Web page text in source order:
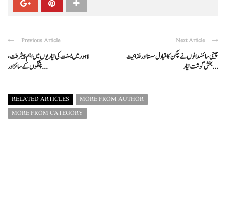
Previous Article
لاہور میں بسنت کی تیاریوں میں اہم پیشرفت،
پتنگوں کے سائز اور ...
Next Article
چینی سائنسدانوں نے چکن کا متبادل سستا اور غذائیت
بخش گوشت تیار ...
RELATED ARTICLES
MORE FROM AUTHOR
MORE FROM CATEGORY